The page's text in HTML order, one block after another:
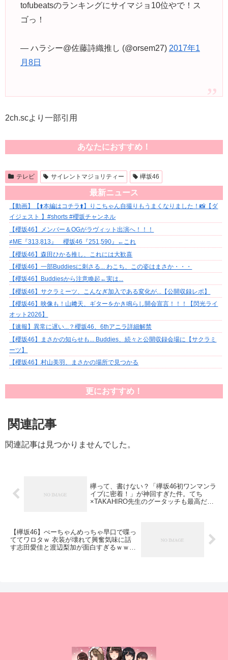
tofubeatsのランキングにサイマジョ10位やで！ス
ゴっ！
— ハラシー@佐藤詩織推し (@orsem27) 2017年1
月8日
2ch.scより一部引用
あなたにおすすめ！
テレビ サイレントマジョリティー 欅坂46
最新ニュース
【動画】【⬆️本編はコチラ⬆️】りこちゃん自撮りもうまくなりました！📸【ダ
イジェスト 】#shorts #櫻坂チャンネル
【櫻坂46】メンバー＆OGがラヴィット出演へ！！！
≠ME『313,813』 櫻坂46『251,590』←これ
【櫻坂46】森田ひかる推し、これには大歓喜
【櫻坂46】一部Buddiesに刺さる... わこち、この姿はまさか・・・
【櫻坂46】Buddiesから注意喚起←実は...
【櫻坂46】サクラミーツ、こんなぎ加入である変化が...【公開収録レポ】
【櫻坂46】映像も！山﨑天、ギターをかき鳴らし開会宣言！！！【閃光ライ
オット2026】
【速報】異常に遅い...？櫻坂46、6thアニラ詳細解禁
【櫻坂46】まさかの知らせも... Buddies、続々と公開収録会場に【サクラミ
ーツ】
【櫻坂46】村山美羽、まさかの場所で見つかる
更におすすめ！
関連記事
関連記事は見つかりませんでした。
欅って、書けない？「欅坂46初ワンマンラ
イブに密着！」が神回すぎた件。てち
×TAKAHIRO先生のグータッチも最高だっ
【欅坂46】ぺーちゃんめっちゃ早口で喋っ
ててワロタｗ 衣装が壊れて興奮気味に話
す志田愛佳と渡辺梨加が面白すぎるｗｗｗ